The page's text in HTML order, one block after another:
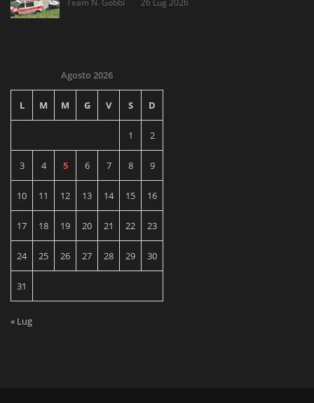
Team N. Gobbi 26 Lug 2026
Agosto 2026
L M M G V S D
1 2
3 4 5 6 7 8 9
10 11 12 13 14 15 16
17 18 19 20 21 22 23
24 25 26 27 28 29 30
31
« Lug